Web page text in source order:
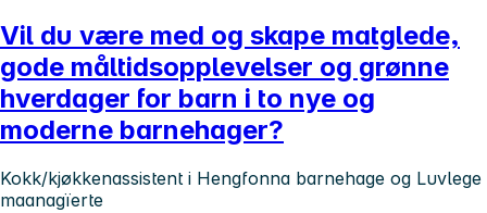
Vil du være med og skape matglede,
gode måltidsopplevelser og grønne
hverdager for barn i to nye og
moderne barnehager?
Kokk/kjøkkenassistent i Hengfonna barnehage og Luvlege
maanagïerte